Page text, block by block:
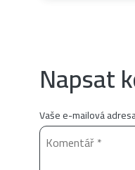
Napsat
Vaše e-mailová